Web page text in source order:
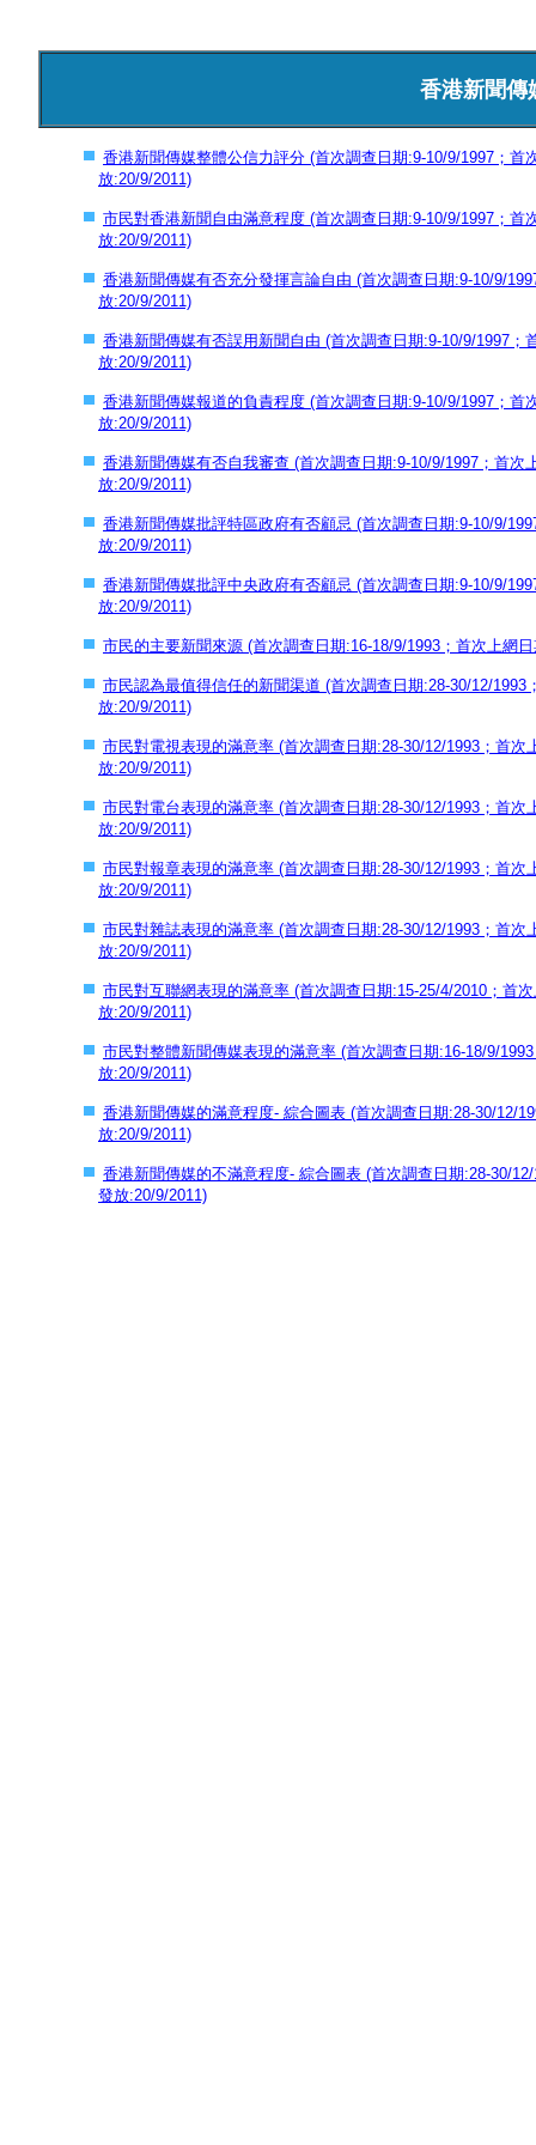
香港新聞傳
香港新聞傳媒整體公信力評分 (首次調查日期:9-10/9/1997；首
放:20/9/2011)
市民對香港新聞自由滿意程度 (首次調查日期:9-10/9/1997；首
放:20/9/2011)
香港新聞傳媒有否充分發揮言論自由 (首次調查日期:9-10/9/
放:20/9/2011)
香港新聞傳媒有否誤用新聞自由 (首次調查日期:9-10/9/1997；
放:20/9/2011)
香港新聞傳媒報道的負責程度 (首次調查日期:9-10/9/1997；首
放:20/9/2011)
香港新聞傳媒有否自我審查 (首次調查日期:9-10/9/1997；首次
放:20/9/2011)
香港新聞傳媒批評特區政府有否顧忌 (首次調查日期:9-10/9/
放:20/9/2011)
香港新聞傳媒批評中央政府有否顧忌 (首次調查日期:9-10/9/
放:20/9/2011)
市民的主要新聞來源 (首次調查日期:16-18/9/1993；首次上網
市民認為最值得信任的新聞渠道 (首次調查日期:28-30/12/
放:20/9/2011)
市民對電視表現的滿意率 (首次調查日期:28-30/12/1993；首次
放:20/9/2011)
市民對電台表現的滿意率 (首次調查日期:28-30/12/1993；首次
放:20/9/2011)
市民對報章表現的滿意率 (首次調查日期:28-30/12/1993；首次
放:20/9/2011)
市民對雜誌表現的滿意率 (首次調查日期:28-30/12/1993；首次
放:20/9/2011)
市民對互聯網表現的滿意率 (首次調查日期:15-25/4/2010；首
放:20/9/2011)
市民對整體新聞傳媒表現的滿意率 (首次調查日期:16-18/9/
放:20/9/2011)
香港新聞傳媒的滿意程度- 綜合圖表 (首次調查日期:28-30/12/
放:20/9/2011)
香港新聞傳媒的不滿意程度- 綜合圖表 (首次調查日期:28-30/
發放:20/9/2011)